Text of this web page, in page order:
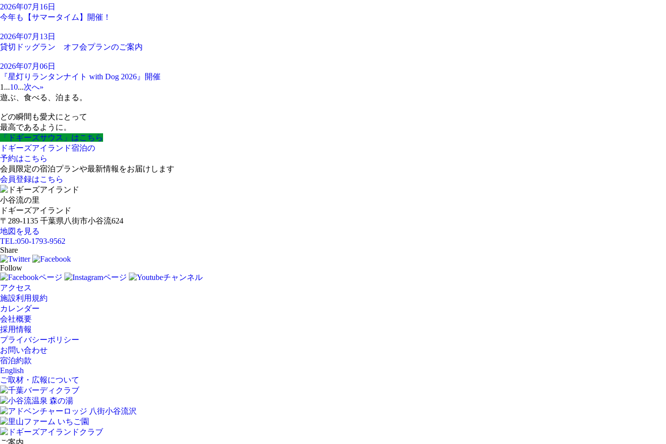
2026年07月16日
今年も【サマータイム】開催！
2026年07月13日
貸切ドッグラン オフ会プランのご案内
2026年07月06日
『星灯りランタンナイト with Dog 2026』開催
1 ...10...次へ»
遊ぶ、食べる、泊まる。
どの瞬間も愛犬にとって
最高であるように。
「ドギーズサウス」はこちら
ドギーズアイランド宿泊の
予約はこちら
会員限定の宿泊プランや最新情報をお届けします
会員登録はこちら
小谷流の里
ドギーズアイランド
〒289-1135 千葉県八街市小谷流624
地図を見る
TEL:050-1793-9562
Share
Follow
アクセス
施設利用規約
カレンダー
会社概要
採用情報
プライバシーポリシー
お問い合わせ
宿泊約款
English
ご取材・広報について
ご案内